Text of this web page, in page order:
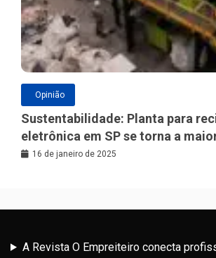
Opinião
Sustentabilidade: Planta para
eletrônica em SP se torna a
Latina
16 de janeiro de 2025
A Revista O Empreiteiro conecta